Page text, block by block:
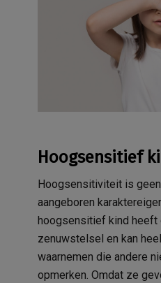
Hoogsensitief
Hoogsensitiviteit is
aangeboren
hoogsensitief kind heeft
zenuwstelsel en kan
waarnemen die andere
opmerken. Omdat ze